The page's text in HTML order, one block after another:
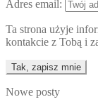
Adres email:
Ta strona użyje
kontakcie z Tobą i
Nowe posty